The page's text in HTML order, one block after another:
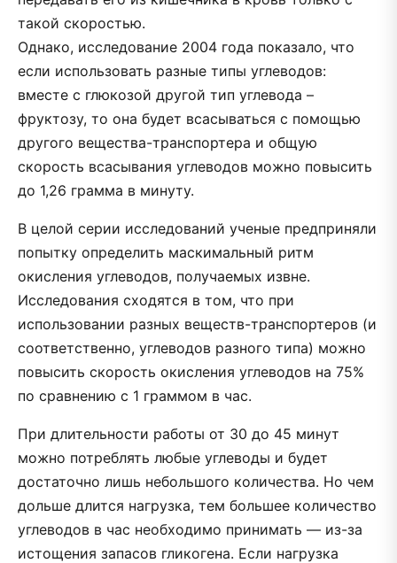
такой скоростью.
Однако, исследование 2004 года показало, что
если использовать разные типы углеводов:
вместе с глюкозой другой тип углевода –
фруктозу, то она будет всасываться с помощью
другого вещества-транспортера и общую
скорость всасывания углеводов можно повысить
до 1,26 грамма в минуту.
В целой серии исследований ученые предприняли
попытку определить маскимальный ритм
окисления углеводов, получаемых извне.
Исследования сходятся в том, что при
использовании разных веществ-транспортеров (и
соответственно, углеводов разного типа) можно
повысить скорость окисления углеводов на 75%
по сравнению с 1 граммом в час.
При длительности работы от 30 до 45 минут
можно потреблять любые углеводы и будет
достаточно лишь небольшого количества. Но чем
дольше длится нагрузка, тем большее количество
углеводов в час необходимо принимать — из-за
истощения запасов гликогена. Если нагрузка